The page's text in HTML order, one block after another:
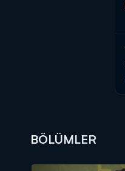
BÖLÜMLER